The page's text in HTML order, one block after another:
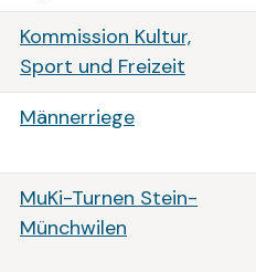
Kommission Kultur,
Sport und Freizeit
Männerriege
MuKi-Turnen Stein-
Münchwilen